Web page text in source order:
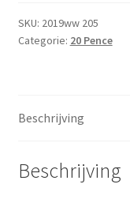
UNC
aantal
SKU: 2019ww 205
Categorie: 20 Pence
Beschrijving
Beschrijving